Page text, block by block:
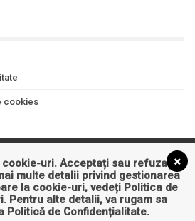
cookies
Business Constructii
Cultura
Imobiliare Industrie
IT&C
Turism
uri. Acceptați sau refuzați
multe detalii privind gestionarea
la cookie-uri, vedeți Politica de
. Pentru alte detalii, va rugam sa
Politică de Confidențialitate.